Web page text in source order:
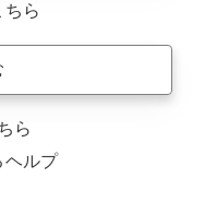
ら
ら
ヘルプ